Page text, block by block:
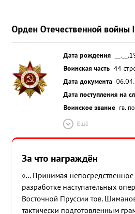
Орден Отечественной войны
Дата рождения
Воинская часть 44
Дата документа
Дата поступления на
Воинское звание гв.
Ещё
За что награждён
«... Принимая непосредственное
разработке наступательных
Восточной Пруссии тов.
тактически подготовленным